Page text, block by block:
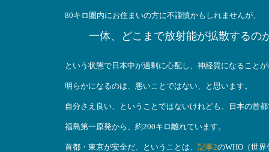
80キロ圏内にお住まいの方に不謹慎かもしれませんが、
一体、どこまで放射能が拡散するの
という状態で日本中が過剰に心配し、神経質になること
明らかになるのは、悪いことではない、と思います。
自分さえ良い、ということではないけれども、日本の首
福島第一原発から、約200キロ離れています。
首都・東京が安全だ、ということは、 記事2のWHO（世